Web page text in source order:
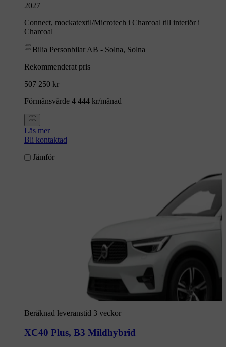
2027
Connect, mockatextil/Microtech i Charcoal till interiör i
Charcoal
Bilia Personbilar AB - Solna, Solna
Rekommenderat pris
507 250 kr
Förmånsvärde 4 444 kr/månad
Läs mer
Bli kontaktad
Jämför
Beräknad leveranstid 3 veckor
XC40 Plus, B3 Mildhybrid